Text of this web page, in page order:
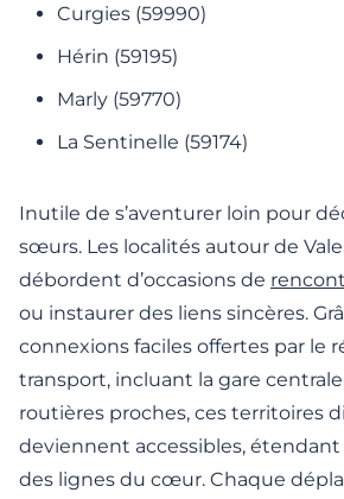
Curgies (59990)
Hérin (59195)
Marly (59770)
La Sentinelle (59174)
Inutile de s’aventurer loin pour
sœurs. Les localités autour de
débordent d’occasions de
ou instaurer des liens sincères.
connexions faciles offertes par le
transport, incluant la gare
routières proches, ces territoires
deviennent accessibles, étendant
des lignes du cœur. Chaque